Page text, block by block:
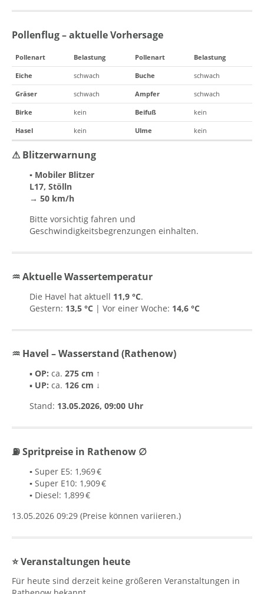
Pollenflug – aktuelle Vorhersage
Pollenart Belastung Pollenart Belastung
Eiche schwach Buche schwach
Gräser schwach Ampfer schwach
Birke kein Beifuß kein
Hasel kein Ulme kein
⚠ Blitzerwarnung
▪ Mobiler Blitzer
L17, Stölln
→ 50 km/h
Bitte vorsichtig fahren und
Geschwindigkeitsbegrenzungen einhalten.
♒ Aktuelle Wassertemperatur
Die Havel hat aktuell 11,9 °C.
Gestern: 13,5 °C | Vor einer Woche: 14,6 °C
♒ Havel – Wasserstand (Rathenow)
▪ OP: ca. 275 cm ↑
▪ UP: ca. 126 cm ↓
Stand: 13.05.2026, 09:00 Uhr
⛽ Spritpreise in Rathenow ∅
▪ Super E5: 1,969 €
▪ Super E10: 1,909 €
▪ Diesel: 1,899 €
13.05.2026 09:29 (Preise können variieren.)
⭐ Veranstaltungen heute
Für heute sind derzeit keine größeren Veranstaltungen in